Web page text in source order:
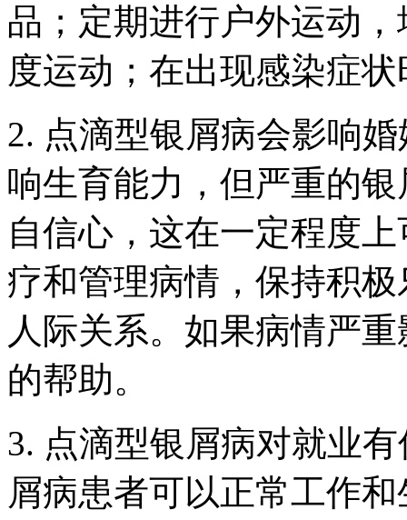
品；定期进行户外运动
度运动；在出现感染症
2. 点滴型银屑病会影响
响生育能力，但严重的
自信心，这在一定程度
疗和管理病情，保持积
人际关系。如果病情严
的帮助。
3. 点滴型银屑病对就业
屑病患者可以正常工作